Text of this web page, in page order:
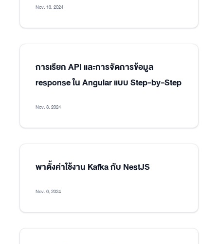
Nov. 13, 2024
การเรียก API และการจัดการข้อมูล
response ใน Angular แบบ Step-by-Step
Nov. 8, 2024
พาตั้งค่าใช้งาน Kafka กับ NestJS
Nov. 6, 2024